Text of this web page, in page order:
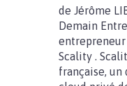
de Jérôme
Demain
Scality .
française, un